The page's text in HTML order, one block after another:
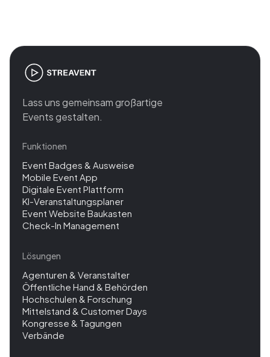
Lass uns gemeinsam großartige
Events gestalten.
Funktionen
Event Badges & Ausweise
Mobile Event App
Digitale Event Plattform
KI-Veranstaltungsplaner
Event Website Baukasten
Check-In Management
Lösungen
Agenturen & Veranstalter
Öffentliche Hand & Behörden
Hochschulen & Forschung
Mittelstand & Customer Days
Kongresse & Tagungen
Verbände